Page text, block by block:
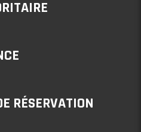
RÉSERVATION